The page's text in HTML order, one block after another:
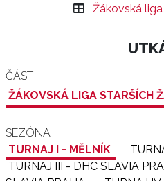
Žákovská
ČÁST
ŽÁKOVSKÁ LIGA STARŠÍCH
SEZÓNA
TURNAJ I - MĚLNÍK
TURNAJ III - DHC SLAVIA